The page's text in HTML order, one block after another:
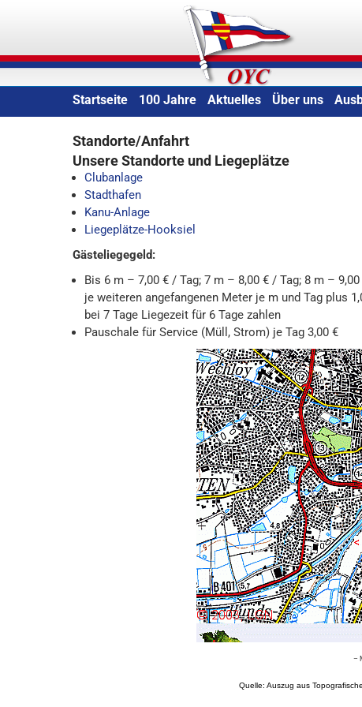
Oldenburger Yacht-
Startseite 100 Jahre Aktuelles Über uns
Standorte/Anfahrt
Unsere Standorte und Liegeplätze
Clubanlage
Stadthafen
Kanu-Anlage
Liegeplätze-Hooksiel
Gästeliegegeld:
Bis 6 m – 7,00 € / Tag; 7 m – 8,00 € / Tag; 8 m –
je weiteren angefangenen Meter je m und Tag plus
bei 7 Tage Liegezeit für 6 Tage zahlen
Pauschale für Service (Müll, Strom) je Tag 3,00 €
–
Quelle: Auszug aus